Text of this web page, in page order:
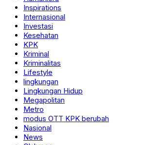
Inspirations
Internasional
Investasi
Kesehatan
KPK
Kriminal
Kriminalitas
Lifestyle
lingkungan
Lingkungan Hidup
Megapolitan
Metro
modus OTT KPK berubah
Nasional
News